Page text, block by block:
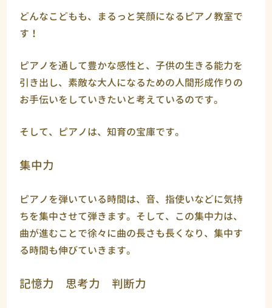
どんなこどもも、まるっと笑顔になるピアノ教室で
す！
ピアノを通して豊かな感性と、子供の生きる能力を
引き出し、素敵な大人になるための人間形成作りの
お手伝いをしていきたいと考えているのです。
そして、ピアノは、知育の宝庫です。
集中力
ピアノを弾いている時間は、音、指使いなどに気持
ちを集中させて弾きます。そして、この集中力は、
曲が進むことで徐々に曲の長さも長くなり、集中す
る時間も伸びていきます。
記憶力 思考力 判断力